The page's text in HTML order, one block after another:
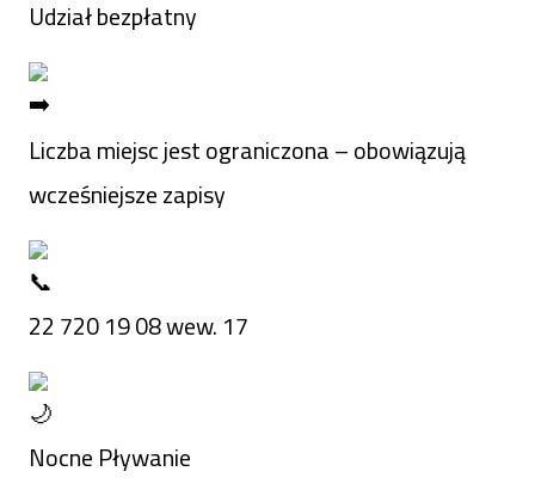
Udział bezpłatny
Liczba miejsc jest ograniczona – obowiązują
wcześniejsze zapisy
22 720 19 08 wew. 17
Nocne Pływanie